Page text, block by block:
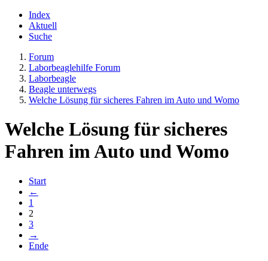
Index
Aktuell
Suche
Forum
Laborbeaglehilfe Forum
Laborbeagle
Beagle unterwegs
Welche Lösung für sicheres Fahren im Auto und Womo
Welche Lösung für sicheres
Fahren im Auto und Womo
Start
←
1
2
3
→
Ende